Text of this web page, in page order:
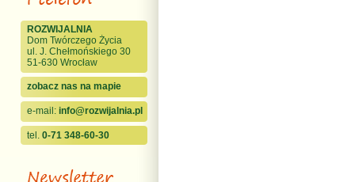
ROZWIJALNIA
Dom Twórczego Życia
ul. J. Chełmońskiego 30
51-630 Wrocław
zobacz nas na mapie
e-mail: info@rozwijalnia.pl
tel. 0-71 348-60-30